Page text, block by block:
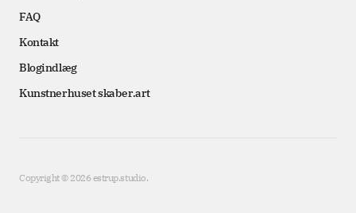
FAQ
Kontakt
Blogindlæg
Kunstnerhuset skaber.art
Copyright © 2026 estrup.studio.